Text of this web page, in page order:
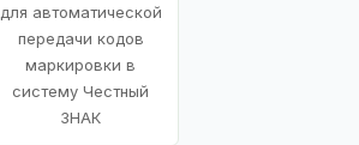
для автоматической
передачи кодов
маркировки в
систему Честный
ЗНАК